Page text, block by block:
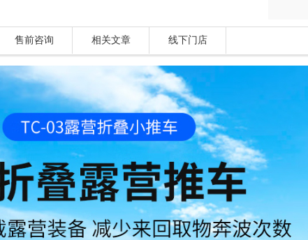
售前咨询 相关文章 线下门店